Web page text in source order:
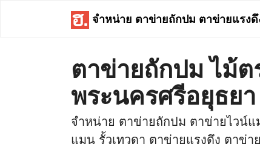
จำหน่าย ตาข่ายถักปม ตาข่ายแรง
ตาข่ายถักปม ไม้ต
พระนครศรีอยุธยา
จำหน่าย ตาข่ายถักปม ตาข่ายไวน์แ
แมน รั้วเทวดา ตาข่ายแรงดึง ตาข่า